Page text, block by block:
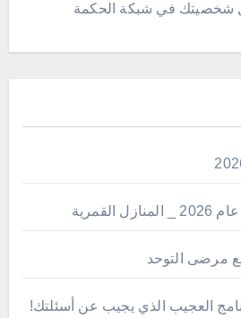
شخصيتك في شبكة الحكمة
مرضى التوحد
العجيب الذي يجيب عن أسئلتك!